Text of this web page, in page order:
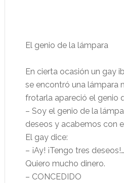
El genio de la lámpara
En cierta ocasión un gay
se encontró una lámpara
frotarla apareció el genio
– Soy el genio de la
deseos y acabemos con
El gay dice:
– ¡Ay! ¡Tengo tres
Quiero mucho dinero.
– CONCEDIDO